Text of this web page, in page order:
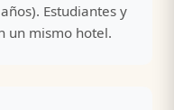
Estudiantes y
un mismo hotel.